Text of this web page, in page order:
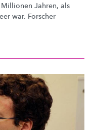
Jahren, als
war. Forscher